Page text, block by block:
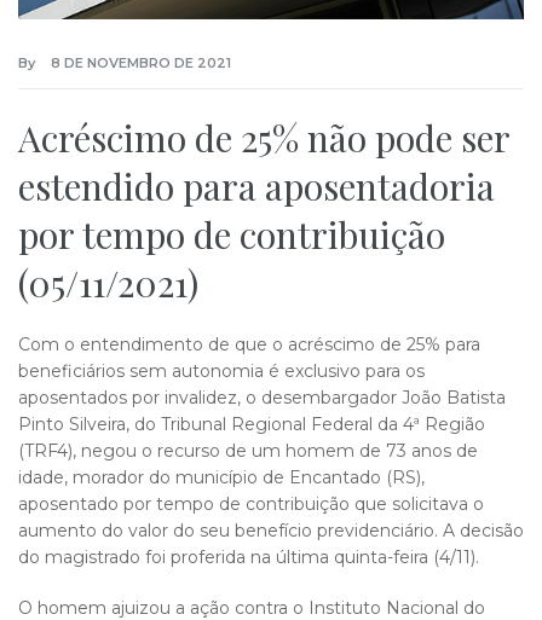
By 8 DE NOVEMBRO DE 2021
Acréscimo de 25% não pode ser
estendido para aposentadoria
por tempo de contribuição
(05/11/2021)
Com o entendimento de que o acréscimo de 25% para
beneficiários sem autonomia é exclusivo para os
aposentados por invalidez, o desembargador João Batista
Pinto Silveira, do Tribunal Regional Federal da 4ª Região
(TRF4), negou o recurso de um homem de 73 anos de
idade, morador do município de Encantado (RS),
aposentado por tempo de contribuição que solicitava o
aumento do valor do seu benefício previdenciário. A decisão
do magistrado foi proferida na última quinta-feira (4/11).
O homem ajuizou a ação contra o Instituto Nacional do